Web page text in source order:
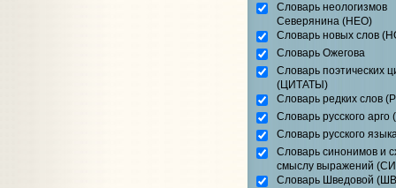
Словарь неологизмов
Северянина (НЕО)
Словарь новых слов
Словарь Ожегова
Словарь поэтических
(ЦИТАТЫ)
Словарь редких слов
Словарь русского арго
Словарь русского
Словарь синонимов и
смыслу выражений
Словарь Шведовой